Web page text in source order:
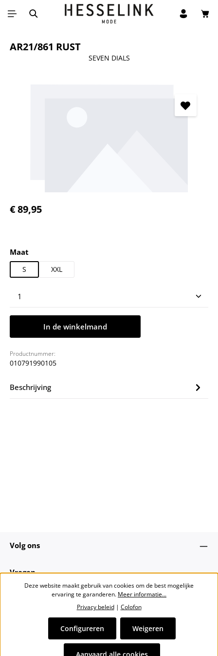
Ga naar de hoofdinhoud
AR21/861 RUST
SEVEN DIALS
Normale prijs:
€ 89,95
Selecteer
Maat
S XXL
Producthoeveelheid: Voer de gewenste
In de winkelmand
Productnummer:
010791990105
Beschrijving
Volg ons
Vragen
Alle prijzen incl. btw plusverzendkosten
Deze website maakt gebruik van cookies om de best mogelijke
ervaring te garanderen. Meer informatie...
Privacy beleid| Colofon
Weigeren
Configureren